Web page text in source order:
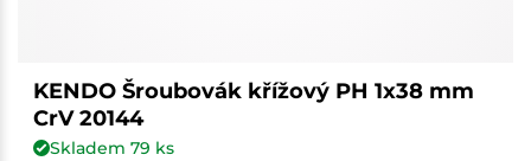
KENDO Šroubovák křížový PH 1x38 mm
CrV 20144
Skladem 79 ks